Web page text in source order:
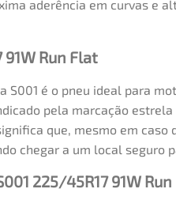
aderência em curvas
Run Flat
é o pneu ideal para
pela marcação
que, mesmo em
chegar a um local seguro
225/45R17 91W